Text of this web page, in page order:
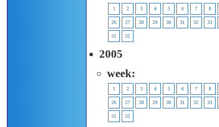
1 2 3 4 5 6 7 8
26 27 28 29 30 31 32 33
51 52
2005
week:
1 2 3 4 5 6 7 8
26 27 28 29 30 31 32 33
51 52